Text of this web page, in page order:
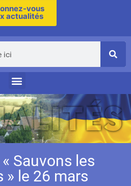
vous
actualités
Sauvons les
» le 26 mars